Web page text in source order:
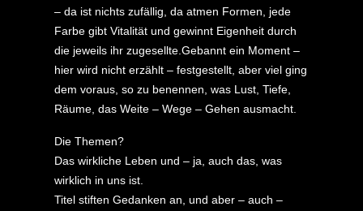
– da ist nichts zufällig, da atmen Formen, jede
Farbe gibt Vitalität und gewinnt Eigenheit durch
die jeweils ihr zugesellte.Gebannt ein Moment –
hier wird nicht erzählt – festgestellt, aber viel ging
dem voraus, so zu benennen, was Lust, Tiefe,
Räume, das Weite – Wege – Gehen ausmacht.
Die Themen?
Das wirkliche Leben und – ja, auch das, was
wirklich in uns ist.
Titel stiften Gedanken an, und aber – auch –